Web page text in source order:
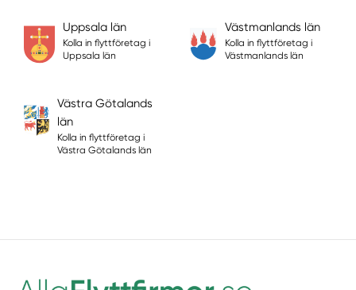
Uppsala län
Kolla in flyttföretag i
Uppsala län
Västmanlands län
Kolla in flyttföretag i
Västmanlands län
Västra Götalands
län
Kolla in flyttföretag i
Västra Götalands län